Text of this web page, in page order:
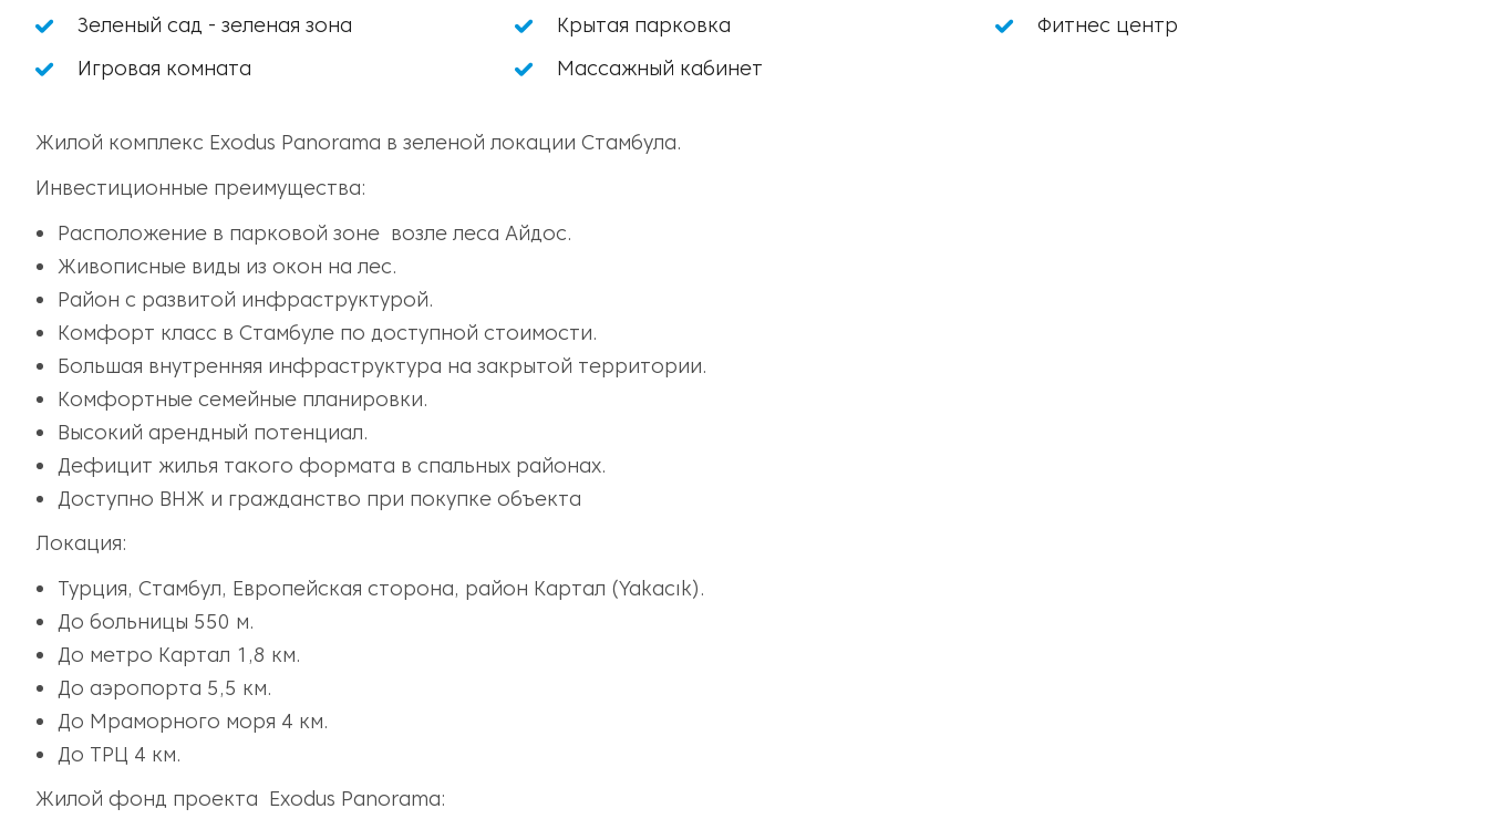
Зеленый сад - зеленая зона
Игровая комната
Крытая парковка
Массажный кабинет
Фитнес центр
Жилой комплекс Exodus Panorama в зеленой локации Стамбула.
Инвестиционные преимущества:
Расположение в парковой зоне возле леса Айдос.
Живописные виды из окон на лес.
Район с развитой инфраструктурой.
Комфорт класс в Стамбуле по доступной стоимости.
Большая внутренняя инфраструктура на закрытой территории.
Комфортные семейные планировки.
Высокий арендный потенциал.
Дефицит жилья такого формата в спальных районах.
Доступно ВНЖ и гражданство при покупке объекта
Локация:
Турция, Стамбул, Европейская сторона, район Картал (Yakacık).
До больницы 550 м.
До метро Картал 1,8 км.
До аэропорта 5,5 км.
До Мраморного моря 4 км.
До ТРЦ 4 км.
Жилой фонд проекта Exodus Panorama: